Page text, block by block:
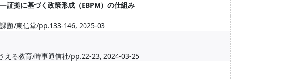
証拠に基づく政策形成（EBPM）の仕組み
題/東信堂/pp.133-146, 2025-03
る教育/時事通信社/pp.22-23, 2024-03-25